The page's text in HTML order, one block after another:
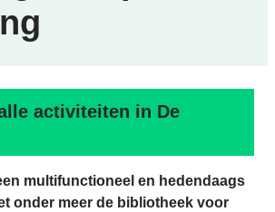
activiteiten in De
multifunctioneel en hedendaags
onder meer de bibliotheek voor